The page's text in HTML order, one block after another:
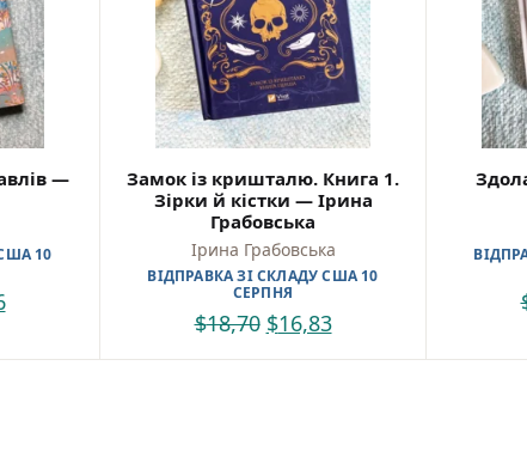
читання 10+
дітей
прописи / Книги на липучках
та Аплікації
та пізнавальні книги
книги
книги для дітей
—
10
Замок із кришталю. Книга 1.
Зірки й кістки — Ірина
Грабовська
Ірина Грабовська
ВІДПРАВКА ЗІ СКЛАДУ США 10
СЕРПНЯ
$18,70 $16,83